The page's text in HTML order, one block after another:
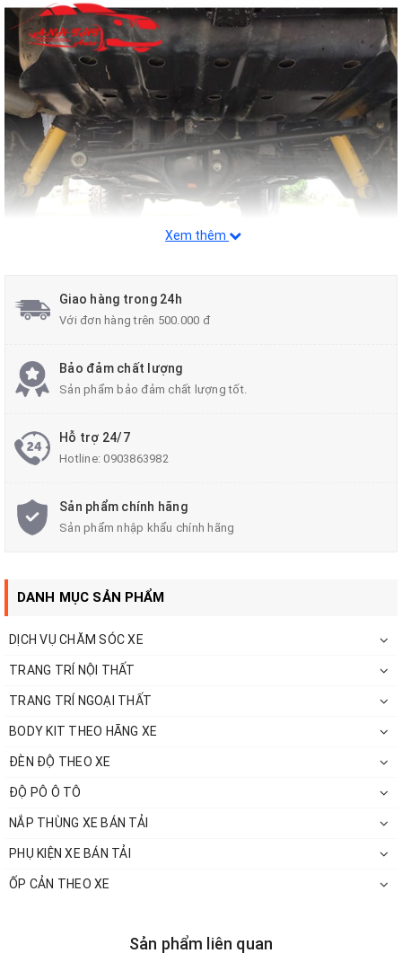
Xem thêm
Giao hàng trong 24h
Với đơn hàng trên 500.000 đ
Bảo đảm chất lượng
Sản phẩm bảo đảm chất lượng tốt.
Hỗ trợ 24/7
Hotline:0903863982
Sản phẩm chính hãng
Sản phẩm nhập khẩu chính hãng
DANH MỤC SẢN PHẨM
DỊCH VỤ CHĂM SÓC XE
TRANG TRÍ NỘI THẤT
TRANG TRÍ NGOẠI THẤT
BODY KIT THEO HÃNG XE
ĐÈN ĐỘ THEO XE
ĐỘ PÔ Ô TÔ
NẮP THÙNG XE BÁN TẢI
PHỤ KIỆN XE BÁN TẢI
ỐP CẢN THEO XE
Sản phẩm liên quan